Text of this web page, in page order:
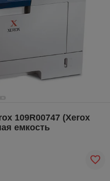
109R00747 (Xerox
емкость